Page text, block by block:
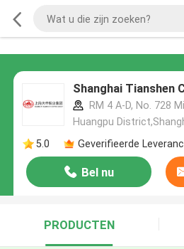
Shanghai Tianshen
RM 4 A-D, No. 728
Huangpu
5.0
Geverifieerde
Bel nu
PRODUCTEN